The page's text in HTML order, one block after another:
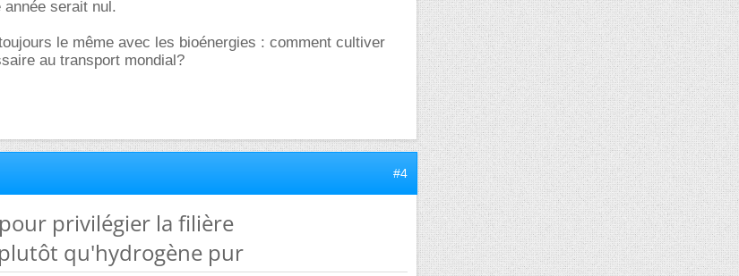
serait nul.
le même avec les bioénergies : comment cultiver
au transport mondial?
#4
privilégier la filière
qu'hydrogène pur